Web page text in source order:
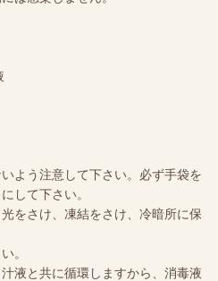
よう注意して下さい。必ず手袋を
して下さい。
をさけ、凍結をさけ、冷暗所に保
。
液と共に循環しますから、消毒液